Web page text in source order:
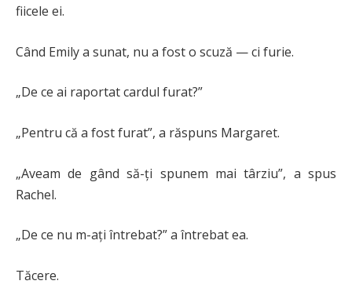
fiicele ei.
Când Emily a sunat, nu a fost o scuză — ci furie.
„De ce ai raportat cardul furat?”
„Pentru că a fost furat”, a răspuns Margaret.
„Aveam de gând să-ți spunem mai târziu”, a spus
Rachel.
„De ce nu m-ați întrebat?” a întrebat ea.
Tăcere.